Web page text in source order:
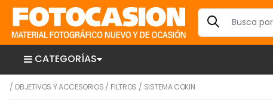
CATEGORÍAS
/ OBJETIVOS Y ACCESORIOS / FILTROS / SISTEMA COKIN